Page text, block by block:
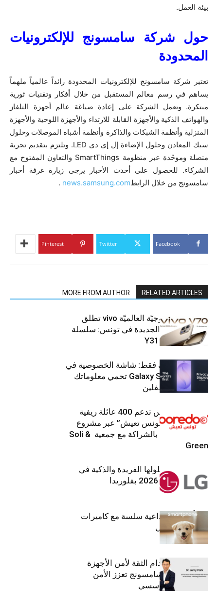
بيئة العمل.
حول شركة سامسونج للإلكترونيات
المحدودة
تعتبر شركة سامسونج للإلكترونيات المحدودة رائداً عالمياً ملهماً
يساهم في رسم معالم المستقبل من خلال أفكار وتقنيات ثورية
مبتكرة. وتعمل الشركة على إعادة صياغة عالم أجهزة التلفاز
والهواتف الذكية والأجهزة القابلة للارتداء والأجهزة اللوحية والأجهزة
المنزلية وأنظمة الشبكات والذاكرة وأنظمة أشباه الموصلات وحلول
سبك المعادن وحلول الإضاءة إل إي دي LED. وتلتزم بتقديم تجربة
متصلة وموحّدة عبر منظومة SmartThings والتعاون المفتوح مع
الشركاء. للحصول على أحدث الأخبار يرجى زيارة غرفة أخبار
سامسونج من خلال الرابطnews.samsung.com
.
Facebook
Twitter
Pinterest
RELATED ARTICLES
MORE FROM AUTHOR
العلامة التّكنولوجيّة العالميّة vivo تطلق
هواتفها الذكيّة الجديدة في تونس: سلسلة
V70 وسلسلة Y31
شاشتك، لعينيك فقط: شاشة الخصوصية في
جهاز Galaxy S26 Ultra تحمي معلوماتك
من أعين المتطفلين
Ooredoo تونس تدعم 400 عائلة ريفية
ضمن برنامج “تونس تعيش” عبر مشروع
تنموي مستدام بالشراكة مع جمعية Soli &
Green
إل جي تقدم حلولها الفريدة والذكية في
معرض (KBIS) 2026 بفلوريدا
قريباً: تجربة إبداعية سلسة مع كاميرات
أجهزة جالاكسي
استراتيجية انعدام الثقة لأمن الأجهزة
المحمولة من سامسونج تعزز الأمن
السيبراني المؤسسي